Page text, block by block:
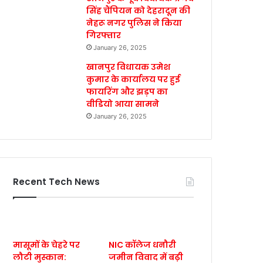
सिंह चैंपियन को देहरादून की
नेहरू नगर पुलिस ने किया
गिरफ्तार
January 26, 2025
खानपुर विधायक उमेश
कुमार के कार्यालय पर हुई
फायरिंग और झड़प का
वीडियो आया सामने
January 26, 2025
Recent Tech News
मासूमों के चेहरे पर
लौटी मुस्कान:
NIC कॉलेज धनौरी
जमीन विवाद में बढ़ी